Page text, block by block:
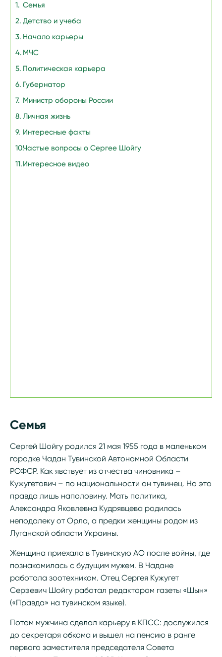
Семья
Детство и учеба
Начало карьеры
МЧС
Политическая карьера
Губернатор
Министр обороны России
Личная жизнь
Интересные факты
Частые вопросы о Сергее Шойгу
Интересное видео
Семья
Сергей Шойгу родился 21 мая 1955 года в маленьком
городке Чадан Тувинской Автономной Области
РСФСР. Как явствует из отчества чиновника –
Кужугетович – по национальности он тувинец. Но это
правда лишь наполовину. Мать политика,
Александра Яковлевна Кудрявцева родилась
неподалеку от Орла, а предки женщины родом из
Луганской области Украины.
Женщина приехала в Тувинскую АО после войны, где
познакомилась с будущим мужем. В Чадане
работала зоотехником. Отец Сергея Кужугет
Серэевич Шойгу работал редактором газеты «Шын»
(«Правда» на тувинском языке).
Потом мужчина сделал карьеру в КПСС: дослужился
до секретаря обкома и вышел на пенсию в ранге
первого заместителя председателя Совета